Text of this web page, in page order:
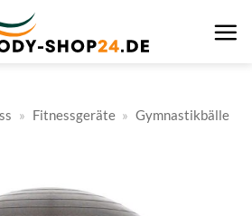
» Fitnessgeräte » Gymnastikbälle